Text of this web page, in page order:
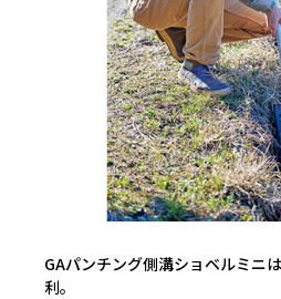
GAパンチング側溝ショベルミニ
利。